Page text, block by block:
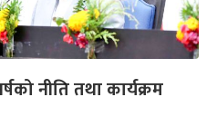
नीति तथा कार्यक्रम